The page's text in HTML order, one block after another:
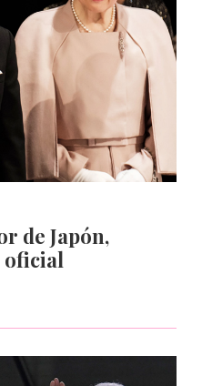
de Japón,
oficial